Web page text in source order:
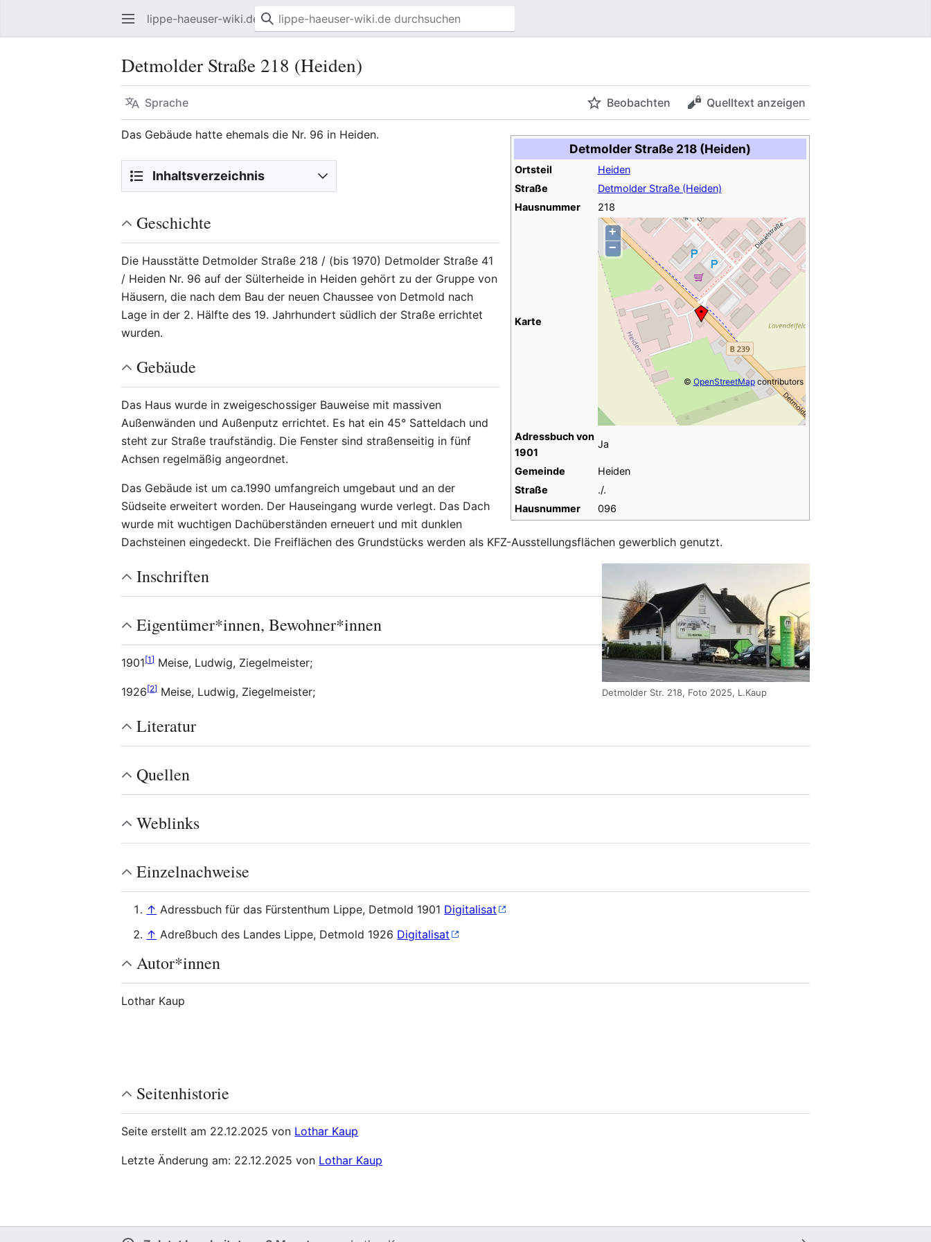
lippe-haeuser-wiki.de
Detmolder Straße 218 (Heiden)
Sprache Beobachten Quelltext anzeigen
Detmolder Straße 218 (Heiden)
Ortsteil
Heiden
Straße
Detmolder Straße (Heiden)
Hausnummer
218
Karte
+
−
© OpenStreetMapcontributors
Adressbuch von
1901
Ja
Gemeinde
Heiden
Straße
./.
Hausnummer
096
Das Gebäude hatte ehemals die Nr. 96 in Heiden.
Inhaltsverzeichnis
Geschichte
Die Hausstätte Detmolder Straße 218 / (bis 1970) Detmolder Straße 41
/ Heiden Nr. 96 auf der Sülterheide in Heiden gehört zu der Gruppe von
Häusern, die nach dem Bau der neuen Chaussee von Detmold nach
Lage in der 2. Hälfte des 19. Jahrhundert südlich der Straße errichtet
wurden.
Gebäude
Das Haus wurde in zweigeschossiger Bauweise mit massiven
Außenwänden und Außenputz errichtet. Es hat ein 45° Satteldach und
steht zur Straße traufständig. Die Fenster sind straßenseitig in fünf
Achsen regelmäßig angeordnet.
Das Gebäude ist um ca.1990 umfangreich umgebaut und an der
Südseite erweitert worden. Der Hauseingang wurde verlegt. Das Dach
wurde mit wuchtigen Dachüberständen erneuert und mit dunklen
Dachsteinen eingedeckt. Die Freiflächen des Grundstücks werden als KFZ-Ausstellungsflächen gewerblich genutzt.
Detmolder Str. 218, Foto 2025, L.Kaup
Inschriften
Eigentümer*innen, Bewohner*innen
1901[1]Meise, Ludwig, Ziegelmeister;
1926[2]Meise, Ludwig, Ziegelmeister;
Literatur
Quellen
Weblinks
Einzelnachweise
↑ Adressbuch für das Fürstenthum Lippe, Detmold 1901 Digitalisat
↑ Adreßbuch des Landes Lippe, Detmold 1926 Digitalisat
Autor*innen
Lothar Kaup
Seitenhistorie
Seite erstellt am 22.12.2025 von Lothar Kaup
Letzte Änderung am: 22.12.2025 von Lothar Kaup